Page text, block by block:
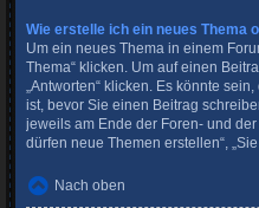
Wie erstelle ich ein neues Thema
Um ein neues Thema in einem
Thema“ klicken. Um auf einen
„Antworten“ klicken. Es könnte
ist, bevor Sie einen Beitrag
jeweils am Ende der Foren- und
dürfen neue Themen erstellen“,
Nach oben